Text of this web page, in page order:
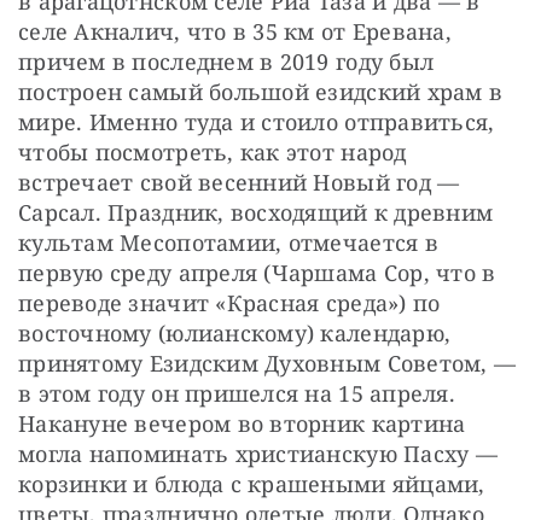
селе Акналич, что в 35 км от Еревана,
причем в последнем в 2019 году был
построен самый большой езидский храм в
мире. Именно туда и стоило отправиться,
чтобы посмотреть, как этот народ
встречает свой весенний Новый год —
Сарсал. Праздник, восходящий к древним
культам Месопотамии, отмечается в
первую среду апреля (Чаршама Сор, что в
переводе значит «Красная среда») по
восточному (юлианскому) календарю,
принятому Езидским Духовным Советом, —
в этом году он пришелся на 15 апреля.
Накануне вечером во вторник картина
могла напоминать христианскую Пасху —
корзинки и блюда с крашеными яйцами,